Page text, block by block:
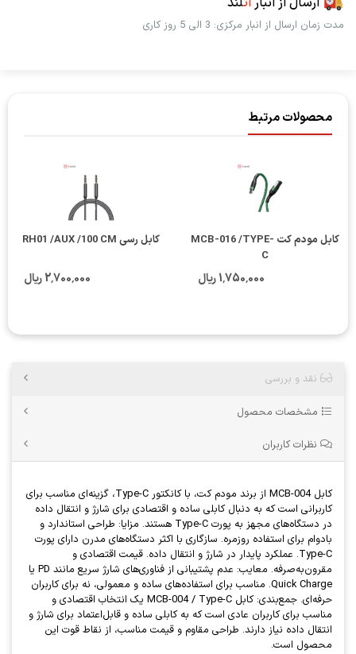
مدت زمان ارسال از انبار مرکزی: 3 الی 5 روز کاری
محصولات مرتبط
کابل مودم کت MCB-016 /TYPE-
C
1٬750٬000 ریال
کابل رسی RH01 /AUX /100 CM
2٬700٬000 ریال
نقد و بررسی
مشخصات محصول
نظرات کاربران
کابل MCB-004 از برند مودم کت، با کانکتور Type-C، گزینه‌ای مناسب برای
کاربرانی است که به دنبال کابلی ساده و اقتصادی برای شارژ و انتقال داده
در دستگاه‌های مجهز به پورت Type-C هستند. مزایا: طراحی استاندارد و
بادوام برای استفاده روزمره. سازگاری با اکثر دستگاه‌های مدرن دارای پورت
Type-C. عملکرد پایدار در شارژ و انتقال داده. قیمت اقتصادی و
مقرون‌به‌صرفه. معایب: عدم پشتیبانی از فناوری‌های شارژ سریع مانند PD یا
Quick Charge. مناسب برای استفاده‌های ساده و معمولی، نه برای کاربران
حرفه‌ای. جمع‌بندی: کابل MCB-004 / Type-C یک انتخاب اقتصادی و
مناسب برای کاربران عادی است که به کابلی ساده و قابل‌اعتماد برای شارژ و
انتقال داده نیاز دارند. طراحی مقاوم و قیمت مناسب، از نقاط قوت این
محصول است.